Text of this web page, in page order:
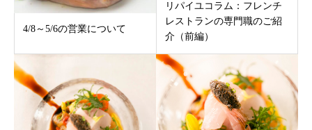
4/8～5/6の営業について
リパイユコラム：フレンチ
レストランの専門職のご紹
介（前編）